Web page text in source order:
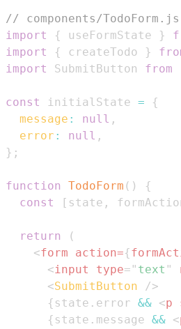
// components/TodoForm.js
import
{ useFormState }
import
{ createTodo }
import
SubmitButton from
const initialState =
{
message : null ,
error : null ,
} ;
function TodoForm ( )
{
const
[ state ,
return
(
<form action={
<input type= " text "
<SubmitButton
/>
{ state . error && <p
{ state . message && <